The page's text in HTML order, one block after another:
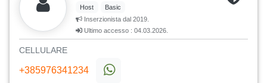
Host
Basic
Inserzionista dal 2019.
Ultimo accesso : 04.03.2026.
CELLULARE
+385976341234